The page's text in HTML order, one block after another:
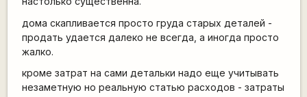
дома скапливается просто груда старых деталей -
продать удается далеко не всегда, а иногда просто
жалко.
кроме затрат на сами детальки надо еще учитывать
незаметную но реальную статью расходов - затраты